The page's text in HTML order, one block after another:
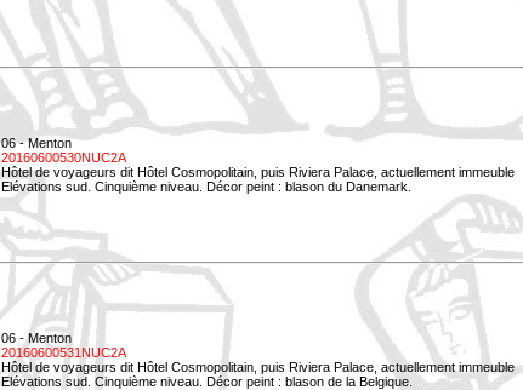
06 - Menton
20160600530NUC2A
Hôtel de voyageurs dit Hôtel Cosmopolitain, puis Riviera Palace, actuellement immeuble
Elévations sud. Cinquième niveau. Décor peint : blason du Danemark.
06 - Menton
20160600531NUC2A
Hôtel de voyageurs dit Hôtel Cosmopolitain, puis Riviera Palace, actuellement immeuble
Elévations sud. Cinquième niveau. Décor peint : blason de la Belgique.